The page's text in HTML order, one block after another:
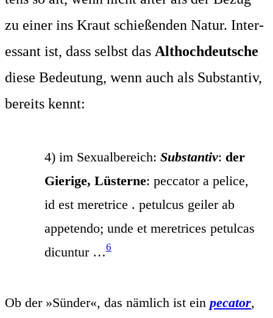
zu einer ins Kraut schie­ßen­den Natur. Inter­
es­sant ist, dass selbst das Alt­hoch­deut­sche
die­se Bedeu­tung, wenn auch als Sub­stan­tiv,
bereits kennt:
4) im Sexu­al­be­reich: Sub­stan­tiv: der
Gie­ri­ge, Lüs­ter­ne: pec­ca­tor a peli­ce,
id est mere­tri­ce . petul­cus gei­ler ab
appe­ten­do; unde et mere­tri­ces petul­cas
dicun­tur …6
Ob der »Sün­der«, das näm­lich ist ein peca­tor,